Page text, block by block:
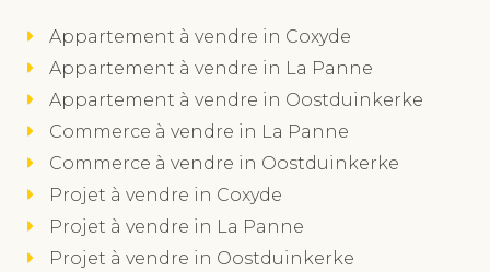
Appartement à vendre in Coxyde
Appartement à vendre in La Panne
Appartement à vendre in Oostduinkerke
Commerce à vendre in La Panne
Commerce à vendre in Oostduinkerke
Projet à vendre in Coxyde
Projet à vendre in La Panne
Projet à vendre in Oostduinkerke